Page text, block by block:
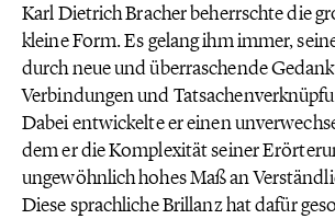
Karl Dietrich Bracher beherrschte die
kleine Form. Es gelang ihm immer,
durch neue und überraschende
Verbindungen und
Dabei entwickelte er einen
dem er die Komplexität seiner
ungewöhnlich hohes Maß an
Diese sprachliche Brillanz hat dafür